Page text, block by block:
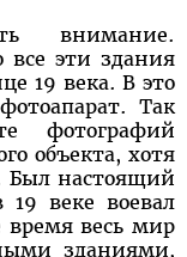
внимание.
все эти здания
19 века. В это
Так
фотографий
объекта, хотя
Был настоящий
веке воевал
время весь мир
зданиями,